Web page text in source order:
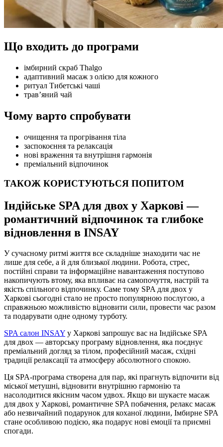
Що входить до програми
імбирний скраб Thalgo
адаптивний масаж з олією для кожного
ритуал Тибетські чаші
трав’яний чай
Чому варто спробувати
очищення та прогрівання тіла
заспокоєння та релаксація
нові враження та внутрішня гармонія
преміальний відпочинок
ТАКОЖ КОРИСТУЮТЬСЯ ПОПИТОМ
Індійське SPA для двох у Харкові —
романтичний відпочинок та глибоке
відновлення в INSAY
У сучасному ритмі життя все складніше знаходити час не
лише для себе, а й для близької людини. Робота, стрес,
постійні справи та інформаційне навантаження поступово
накопичують втому, яка впливає на самопочуття, настрій та
якість спільного відпочинку. Саме тому SPA для двох у
Харкові сьогодні стало не просто популярною послугою, а
справжньою можливістю відновити сили, провести час разом
та подарувати одне одному турботу.
SPA салон INSAY у Харкові запрошує вас на Індійське SPA
для двох — авторську програму відновлення, яка поєднує
преміальний догляд за тілом, професійний масаж, східні
традиції релаксації та атмосферу абсолютного спокою.
Ця SPA-програма створена для пар, які прагнуть відпочити від
міської метушні, відновити внутрішню гармонію та
насолодитися якісним часом удвох. Якщо ви шукаєте масаж
для двох у Харкові, романтичне SPA побачення, релакс масаж
або незвичайний подарунок для коханої людини, Імбирне SPA
стане особливою подією, яка подарує нові емоції та приємні
спогади.